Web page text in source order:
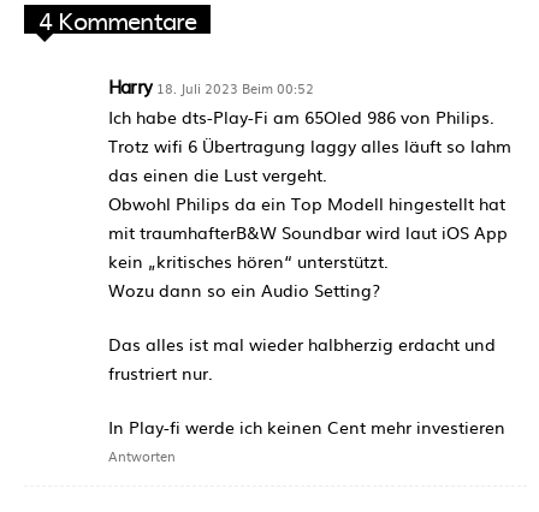
4 Kommentare
Harry 18. Juli 2023 Beim 00:52
Ich habe dts-Play-Fi am 65Oled 986 von Philips.
Trotz wifi 6 Übertragung laggy alles läuft so lahm
das einen die Lust vergeht.
Obwohl Philips da ein Top Modell hingestellt hat
mit traumhafterB&W Soundbar wird laut iOS App
kein „kritisches hören“ unterstützt.
Wozu dann so ein Audio Setting?
Das alles ist mal wieder halbherzig erdacht und
frustriert nur.
In Play-fi werde ich keinen Cent mehr investieren
Antworten